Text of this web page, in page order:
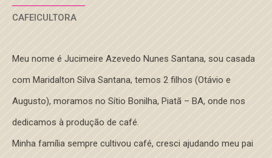
CAFEICULTORA
Meu nome é Jucimeire Azevedo Nunes Santana, sou casada
com Maridalton Silva Santana, temos 2 filhos (Otávio e
Augusto), moramos no Sítio Bonilha, Piatã – BA, onde nos
dedicamos à produção de café.
Minha família sempre cultivou café, cresci ajudando meu pai